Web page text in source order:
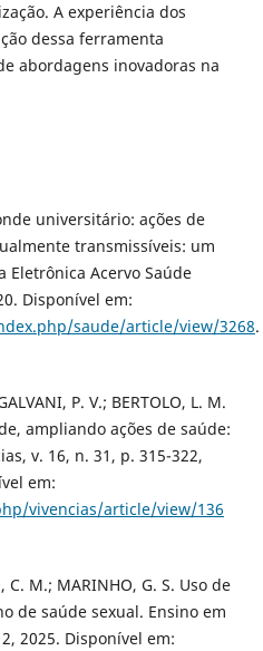
A experiência dos
dessa ferramenta
abordagens inovadoras na
universitário: ações de
transmissíveis: um
Eletrônica Acervo Saúde
Disponível em:
saude/article/view/3268.
P. V.; BERTOLO, L. M.
ampliando ações de saúde:
v. 16, n. 31, p. 315-322,
em:
vivencias/article/view/136
C. M.; MARINHO, G. S. Uso de
de saúde sexual. Ensino em
2025. Disponível em: